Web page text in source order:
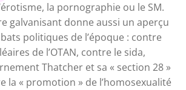
la pornographie ou le SM.
galvanisant donne aussi un aperçu
politiques de l’époque : contre
de l’OTAN, contre le sida,
Thatcher et sa « section 28 »
la « promotion » de l’homosexualité